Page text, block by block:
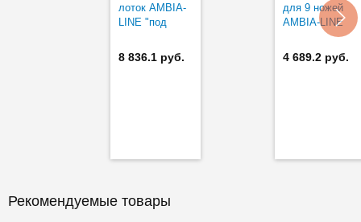
лоток AMBIA-
LINE "под
высокий ящик
ширина 242 мм
8 836.1 руб.
для 9 ножей
AMBIA-LINE
4 689.2 руб.
Рекомендуемые товары